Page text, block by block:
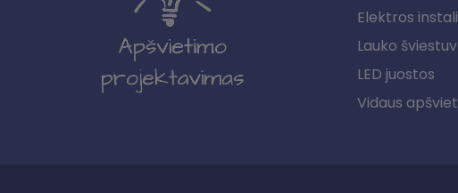
Elektros
Lauko
LED juostos
Vidaus